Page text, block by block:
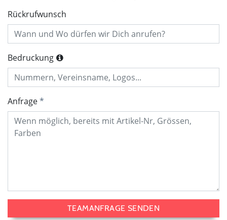
Rückrufwunsch
Bedruckung
Anfrage
TEAMANFRAGE SENDEN